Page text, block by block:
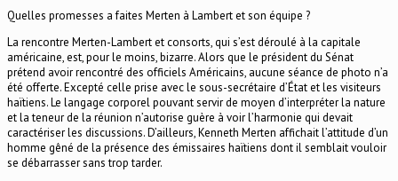
Quelles promesses a faites Merten à Lambert et son équipe ?
La rencontre Merten-Lambert et consorts, qui s’est déroulé à la capitale
américaine, est, pour le moins, bizarre. Alors que le président du Sénat
prétend avoir rencontré des officiels Américains, aucune séance de photo n’a
été offerte. Excepté celle prise avec le sous-secrétaire d’État et les visiteurs
haïtiens. Le langage corporel pouvant servir de moyen d’interpréter la nature
et la teneur de la réunion n’autorise guère à voir l’harmonie qui devait
caractériser les discussions. D’ailleurs, Kenneth Merten affichait l’attitude d’un
homme gêné de la présence des émissaires haïtiens dont il semblait vouloir
se débarrasser sans trop tarder.